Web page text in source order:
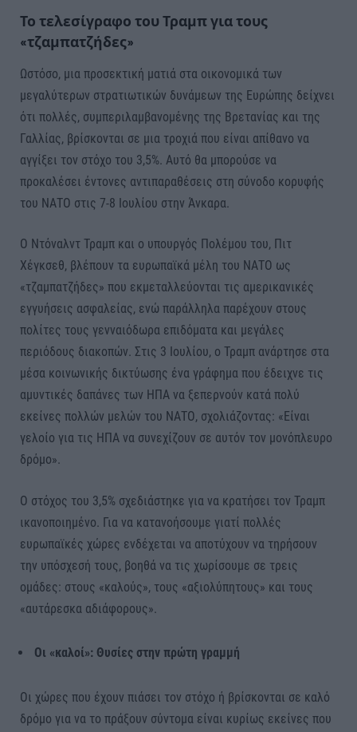
Το τελεσίγραφο του Τραμπ για τους
«τζαμπατζήδες»
Ωστόσο, μια προσεκτική ματιά στα οικονομικά των
μεγαλύτερων στρατιωτικών δυνάμεων της Ευρώπης δείχνει
ότι πολλές, συμπεριλαμβανομένης της Βρετανίας και της
Γαλλίας, βρίσκονται σε μια τροχιά που είναι απίθανο να
αγγίξει τον στόχο του 3,5%. Αυτό θα μπορούσε να
προκαλέσει έντονες αντιπαραθέσεις στη σύνοδο κορυφής
του ΝΑΤΟ στις 7-8 Ιουλίου στην Άνκαρα.
Ο Ντόναλντ Τραμπ και ο υπουργός Πολέμου του, Πιτ
Χέγκσεθ, βλέπουν τα ευρωπαϊκά μέλη του ΝΑΤΟ ως
«τζαμπατζήδες» που εκμεταλλεύονται τις αμερικανικές
εγγυήσεις ασφαλείας, ενώ παράλληλα παρέχουν στους
πολίτες τους γενναιόδωρα επιδόματα και μεγάλες
περιόδους διακοπών. Στις 3 Ιουλίου, ο Τραμπ ανάρτησε στα
μέσα κοινωνικής δικτύωσης ένα γράφημα που έδειχνε τις
αμυντικές δαπάνες των ΗΠΑ να ξεπερνούν κατά πολύ
εκείνες πολλών μελών του ΝΑΤΟ, σχολιάζοντας: «Είναι
γελοίο για τις ΗΠΑ να συνεχίζουν σε αυτόν τον μονόπλευρο
δρόμο».
Ο στόχος του 3,5% σχεδιάστηκε για να κρατήσει τον Τραμπ
ικανοποιημένο. Για να κατανοήσουμε γιατί πολλές
ευρωπαϊκές χώρες ενδέχεται να αποτύχουν να τηρήσουν
την υπόσχεσή τους, βοηθά να τις χωρίσουμε σε τρεις
ομάδες: στους «καλούς», τους «αξιολύπητους» και τους
«αυτάρεσκα αδιάφορους».
Οι «καλοί»: Θυσίες στην πρώτη γραμμή
Οι χώρες που έχουν πιάσει τον στόχο ή βρίσκονται σε καλό
δρόμο για να το πράξουν σύντομα είναι κυρίως εκείνες που